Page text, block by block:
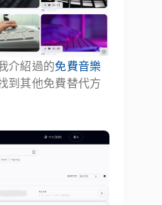
介紹過的免費音樂
到其他免費替代方